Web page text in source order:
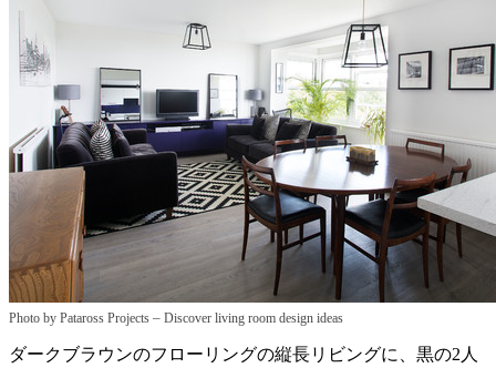
Photo by Pataross Projects – Discover living room design ideas
ダークブラウンのフローリングの縦長リビングに、黒の2人